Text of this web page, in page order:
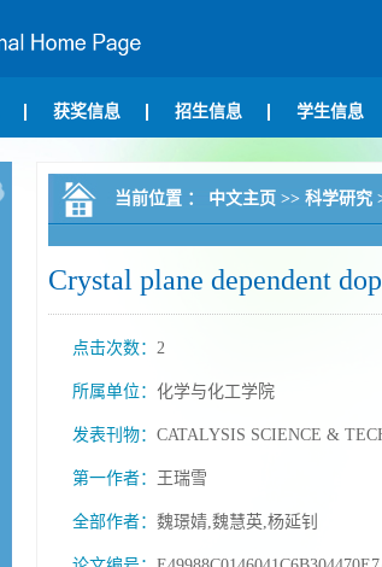
获奖信息 招生信息 学生信息
当前位置 ： 中文主页 >> 科学研究
Crystal plane dependent
点击次数： 2
所属单位： 化学与化工学院
发表刊物： CATALYSIS SCIENCE &
第一作者： 王瑞雪
全部作者： 魏璟婧,魏慧英,杨延钊